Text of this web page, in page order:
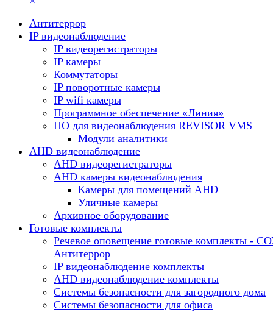
Антитеррор
IP видеонаблюдение
IP видеорегистраторы
IP камеры
Коммутаторы
IP поворотные камеры
IP wifi камеры
Программное обеспечение «Линия»
ПО для видеонаблюдения REVISOR VMS
Модули аналитики
AHD видеонаблюдение
AHD видеорегистраторы
AHD камеры видеонаблюдения
Камеры для помещений AHD
Уличные камеры
Архивное оборудование
Готовые комплекты
Речевое оповещение готовые комплекты -
Антитеррор
IP видеонаблюдение комплекты
AHD видеонаблюдение комплекты
Системы безопасности для загородного дома
Системы безопасности для офиса